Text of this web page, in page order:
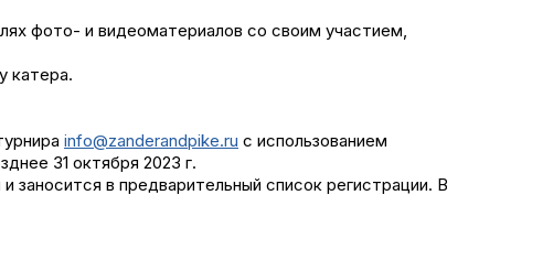
фото- и видеоматериалов со своим участием,
катера.
info@zanderandpike.ru с использованием
31 октября 2023 г.
заносится в предварительный список регистрации. В